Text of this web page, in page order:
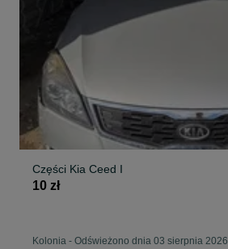
Części Kia Ceed I
10 zł
Kolonia - Odświeżono dnia 03 sierpnia 2026